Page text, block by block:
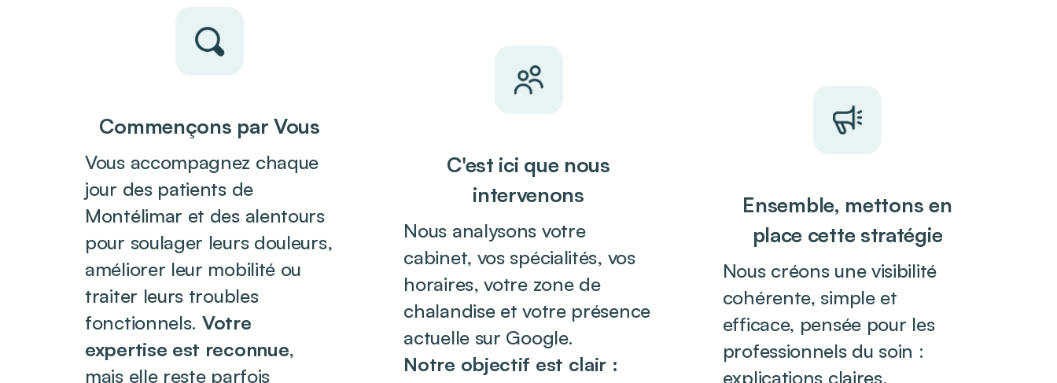
Commençons par Vous
Vous accompagnez chaque
jour des patients de
Montélimar et des alentours
pour soulager leurs douleurs,
améliorer leur mobilité ou
traiter leurs troubles
fonctionnels. Votre
expertise est reconnue,
mais elle reste parfois
C'est ici que nous
intervenons
Nous analysons votre
cabinet, vos spécialités, vos
horaires, votre zone de
chalandise et votre présence
actuelle sur Google.
Notre objectif est clair :
Ensemble, mettons en
place cette stratégie
Nous créons une visibilité
cohérente, simple et
efficace, pensée pour les
professionnels du soin :
explications claires,